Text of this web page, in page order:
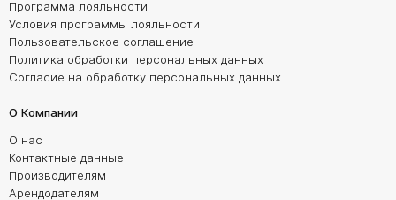
Программа лояльности
Условия программы лояльности
Пользовательское соглашение
Политика обработки персональных данных
Согласие на обработку персональных данных
О Компании
О нас
Контактные данные
Производителям
Арендодателям